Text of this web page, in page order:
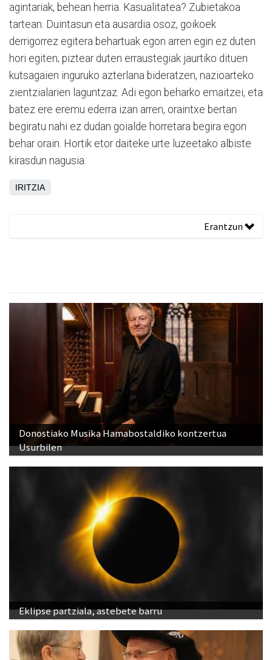
agintariak, behean herria. Kasualitatea? Zubietakoa
tartean. Duintasun eta ausardia osoz, goikoek
derrigorrez egitera behartuak egon arren egin ez duten
hori egiten; piztear duten erraustegiak jaurtiko dituen
kutsagaien inguruko azterlana bideratzen, nazioarteko
zientzialarien laguntzaz. Adi egon beharko emaitzei, eta
batez ere eremu ederra izan arren, oraintxe bertan
begiratu nahi ez dudan goialde horretara begira egon
behar orain. Hortik etor daiteke urte luzeetako albiste
kirasdun nagusia.
IRITZIA
Erantzun
Donostiako Musika Hamabostaldiko kontzertua
Usurbilen
Eklipse partziala, astebete barru